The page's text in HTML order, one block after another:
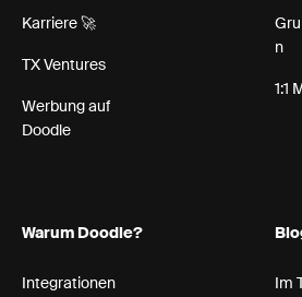
Karriere 🚀
TX Ventures
Werbung auf
Doodle
n
1:1
Warum Doodle?
Integrationen Im